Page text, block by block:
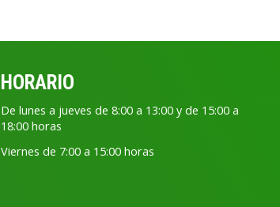
HORARIO
De lunes a jueves de 8:00 a 13:00 y de 15:00 a
18:00 horas
Viernes de 7:00 a 15:00 horas